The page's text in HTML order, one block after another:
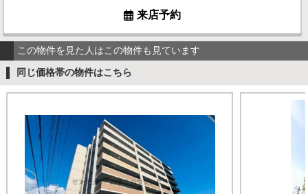
来店予約
この物件を見た人はこの物件も見ています
同じ価格帯の物件はこちら